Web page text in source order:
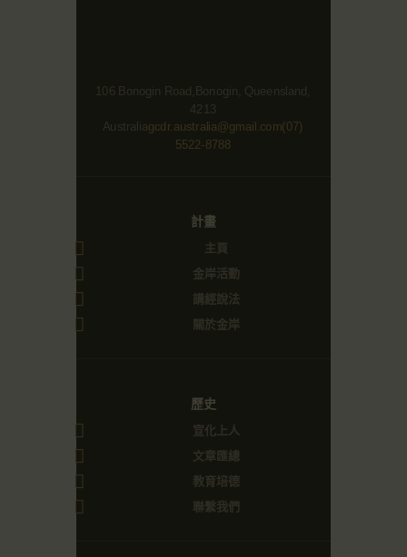
106 Bonogin Road,Bonogin, Queensland,
4213
Australiagcdr.australia@gmail.com(07)
5522-8788
計畫
主頁
金岸活動
講經說法
關於金岸
歷史
宣化上人
文章匯總
教育培德
聯繫我們
⏰昆士兰时间
每周日，下午12：30 - 14：00
⏰California Time
09:30 - 11:00pm Every Sat
一、請以【全名+所在地】方式加入會議。